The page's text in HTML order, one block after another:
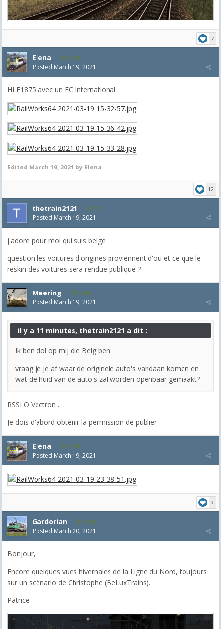
7
Elena 1,178
Posted March 19, 2021
HLE1875 avec un EC International.
Edited March 19, 2021 by Elena
12
thetrain2121 111
Posted March 19, 2021
j'adore pour moi qui suis belge
question les voitures d'origines proviennent d'ou et ce que le
reskin des voitures sera rendue publique ?
Meering 1,992
Posted March 19, 2021
il y a 11 minutes, thetrain2121 a dit :
Ik ben dol op mij die Belg ben
vraag je je af waar de originele auto's vandaan komen en
wat de huid van de auto's zal worden openbaar gemaakt?
RSSLO Vectron ..
Je dois d'abord obtenir la permission de publier
Elena 1,178
Posted March 19, 2021
9
Gardorian 1,903
Posted March 20, 2021
Bonjour,
Encore quelques vues hivernales de la Ligne du Nord, toujours
sur un scénario de Christophe (BeLuxTrains).
Patrice